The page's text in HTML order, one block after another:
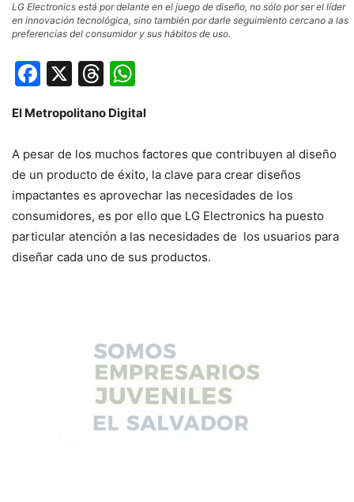
LG Electronics está por delante en el juego de diseño, no sólo por ser el líder
en innovación tecnológica, sino también por darle seguimiento cercano a las
preferencias del consumidor y sus hábitos de uso.
Facebook
X Threads
El Metropolitano Digital
A pesar de los muchos factores que contribuyen al diseño
de un producto de éxito, la clave para crear diseños
impactantes es aprovechar las necesidades de los
consumidores, es por ello que LG Electronics ha puesto
particular atención a las necesidades de los usuarios para
diseñar cada uno de sus productos.